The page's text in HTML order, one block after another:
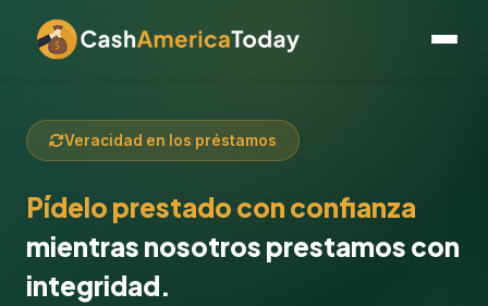
Veracidad en los préstamos
Pídelo prestado con confianza
mientras nosotros prestamos con
integridad.